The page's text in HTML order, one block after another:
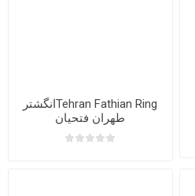
Tehran Fathian Ringانگشتر
طهران فتحیان